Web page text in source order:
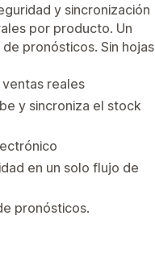
y sincronización
por producto. Un
pronósticos. Sin hojas
reales
y sincroniza el stock
en un solo flujo de
pronósticos.